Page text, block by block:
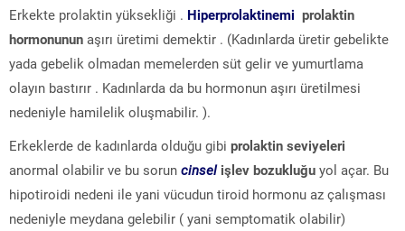
Erkekte prolaktin yüksekliği . Hiperprolaktinemi prolaktin
hormonunun aşırı üretimi demektir . (Kadınlarda üretir gebelikte
yada gebelik olmadan memelerden süt gelir ve yumurtlama
olayın bastırır . Kadınlarda da bu hormonun aşırı üretilmesi
nedeniyle hamilelik oluşmabilir. ).
Erkeklerde de kadınlarda olduğu gibi prolaktin seviyeleri
anormal olabilir ve bu sorun cinselişlev bozukluğu yol açar. Bu
hipotiroidi nedeni ile yani vücudun tiroid hormonu az çalışması
nedeniyle meydana gelebilir ( yani semptomatik olabilir)